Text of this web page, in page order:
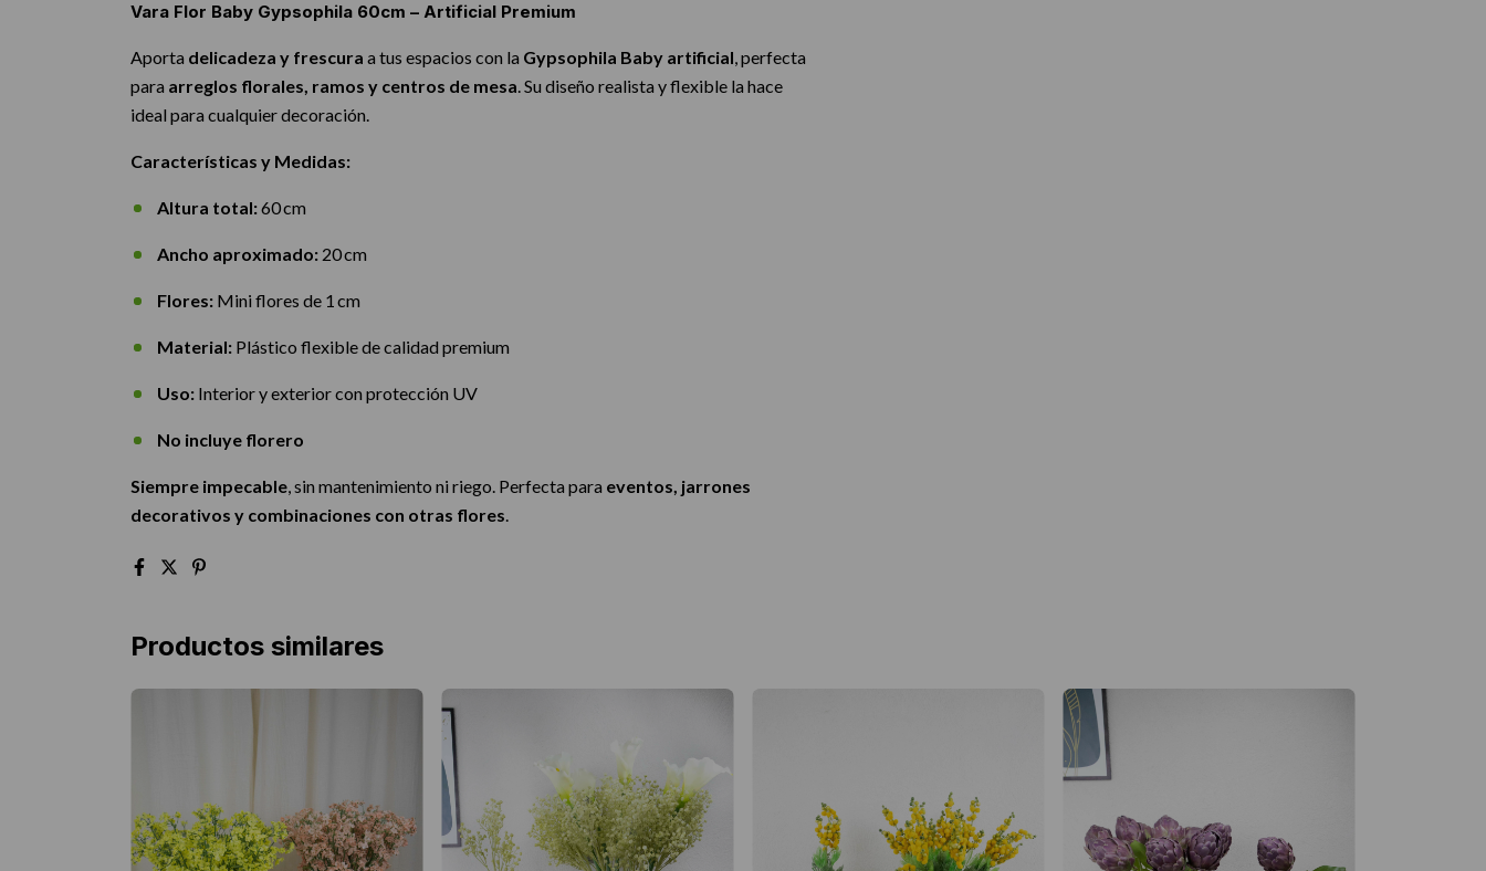
Vara Flor Baby Gypsophila 60cm – Artificial Premium
Aporta delicadeza y frescura a tus espacios con la Gypsophila Baby artificial, perfecta
para arreglos florales, ramos y centros de mesa. Su diseño realista y flexible la hace
ideal para cualquier decoración.
Características y Medidas:
Altura total:60 cm
Ancho aproximado: 20 cm
Flores: Mini flores de 1 cm
Material: Plástico flexible de calidad premium
Uso: Interior y exterior con protección UV
No incluye florero
Siempre impecable, sin mantenimiento ni riego. Perfecta para eventos, jarrones
decorativos y combinaciones con otras flores.
Productos similares